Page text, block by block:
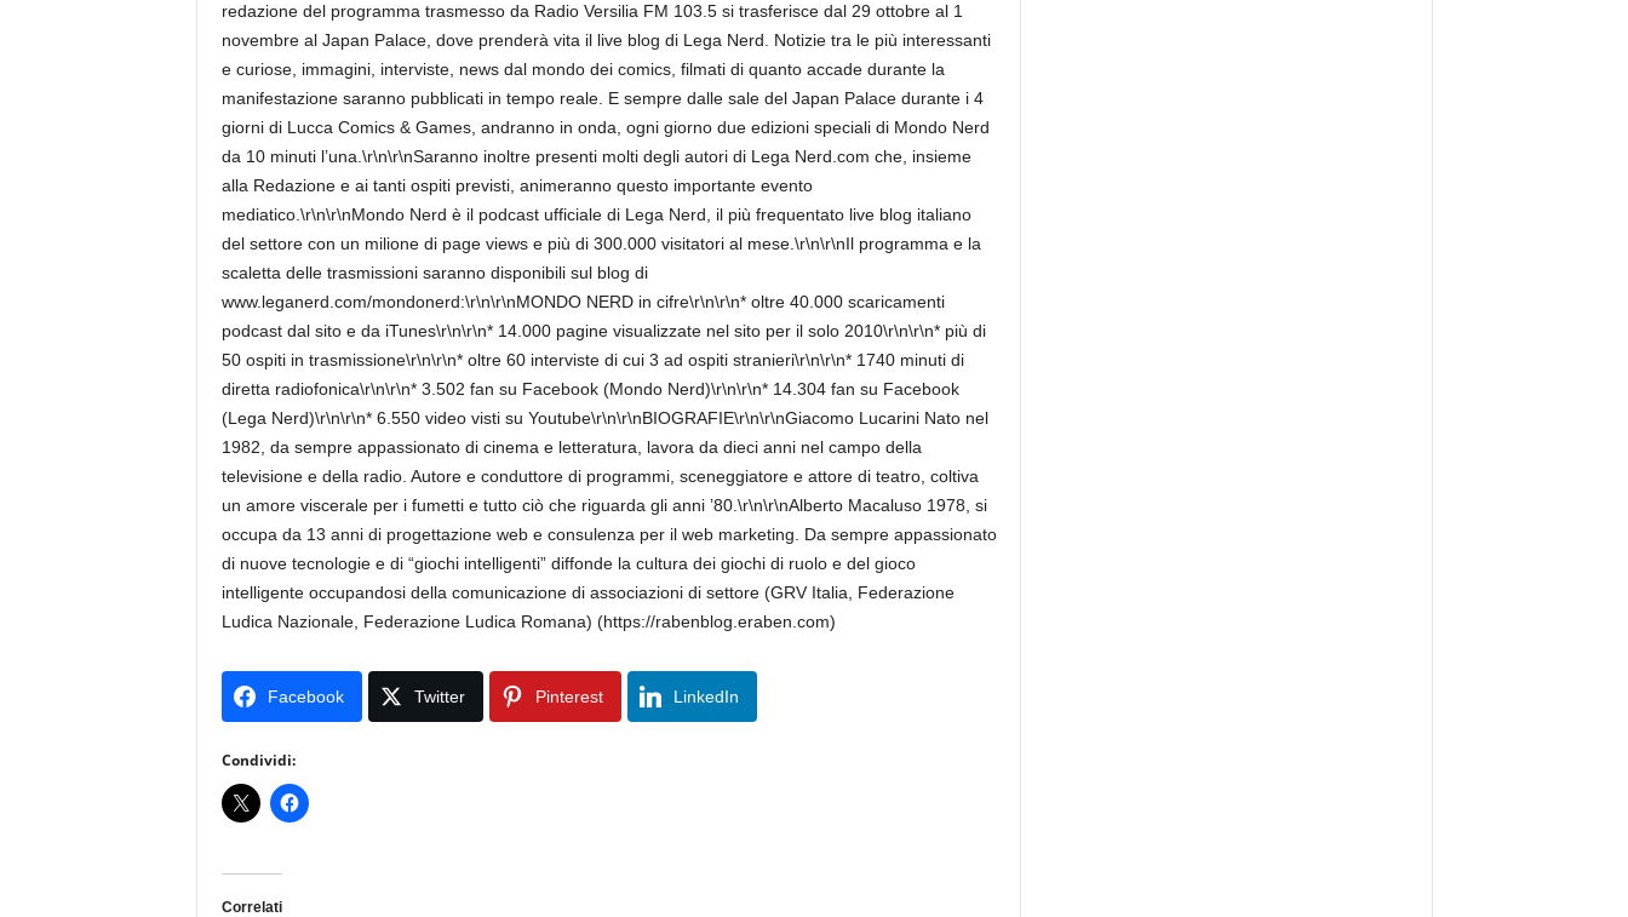
redazione del programma trasmesso da Radio Versilia FM 103.5 si trasferisce dal 29 ottobre al 1
novembre al Japan Palace, dove prenderà vita il live blog di Lega Nerd. Notizie tra le più interessanti
e curiose, immagini, interviste, news dal mondo dei comics, filmati di quanto accade durante la
manifestazione saranno pubblicati in tempo reale. E sempre dalle sale del Japan Palace durante i 4
giorni di Lucca Comics & Games, andranno in onda, ogni giorno due edizioni speciali di Mondo Nerd
da 10 minuti l’una.\r\n\r\nSaranno inoltre presenti molti degli autori di Lega Nerd.com che, insieme
alla Redazione e ai tanti ospiti previsti, animeranno questo importante evento
mediatico.\r\n\r\nMondo Nerd è il podcast ufficiale di Lega Nerd, il più frequentato live blog italiano
del settore con un milione di page views e più di 300.000 visitatori al mese.\r\n\r\nIl programma e la
scaletta delle trasmissioni saranno disponibili sul blog di
www.leganerd.com/mondonerd:\r\n\r\nMONDO NERD in cifre\r\n\r\n* oltre 40.000 scaricamenti
podcast dal sito e da iTunes\r\n\r\n* 14.000 pagine visualizzate nel sito per il solo 2010\r\n\r\n* più di
50 ospiti in trasmissione\r\n\r\n* oltre 60 interviste di cui 3 ad ospiti stranieri\r\n\r\n* 1740 minuti di
diretta radiofonica\r\n\r\n* 3.502 fan su Facebook (Mondo Nerd)\r\n\r\n* 14.304 fan su Facebook
(Lega Nerd)\r\n\r\n* 6.550 video visti su Youtube\r\n\r\nBIOGRAFIE\r\n\r\nGiacomo Lucarini Nato nel
1982, da sempre appassionato di cinema e letteratura, lavora da dieci anni nel campo della
televisione e della radio. Autore e conduttore di programmi, sceneggiatore e attore di teatro, coltiva
un amore viscerale per i fumetti e tutto ciò che riguarda gli anni ’80.\r\n\r\nAlberto Macaluso 1978, si
occupa da 13 anni di progettazione web e consulenza per il web marketing. Da sempre appassionato
di nuove tecnologie e di “giochi intelligenti” diffonde la cultura dei giochi di ruolo e del gioco
intelligente occupandosi della comunicazione di associazioni di settore (GRV Italia, Federazione
Ludica Nazionale, Federazione Ludica Romana) (https://rabenblog.eraben.com)
Facebook Twitter Pinterest LinkedIn
Condividi:
Correlati